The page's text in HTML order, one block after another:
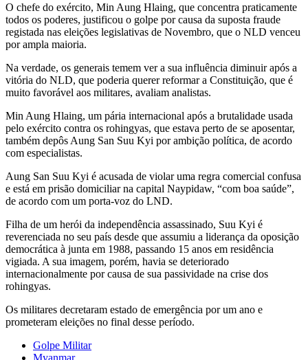
O chefe do exército, Min Aung Hlaing, que concentra praticamente
todos os poderes, justificou o golpe por causa da suposta fraude
registada nas eleições legislativas de Novembro, que o NLD venceu
por ampla maioria.
Na verdade, os generais temem ver a sua influência diminuir após a
vitória do NLD, que poderia querer reformar a Constituição, que é
muito favorável aos militares, avaliam analistas.
Min Aung Hlaing, um pária internacional após a brutalidade usada
pelo exército contra os rohingyas, que estava perto de se aposentar,
também depôs Aung San Suu Kyi por ambição política, de acordo
com especialistas.
Aung San Suu Kyi é acusada de violar uma regra comercial confusa
e está em prisão domiciliar na capital Naypidaw, “com boa saúde”,
de acordo com um porta-voz do LND.
Filha de um herói da independência assassinado, Suu Kyi é
reverenciada no seu país desde que assumiu a liderança da oposição
democrática à junta em 1988, passando 15 anos em residência
vigiada. A sua imagem, porém, havia se deteriorado
internacionalmente por causa de sua passividade na crise dos
rohingyas.
Os militares decretaram estado de emergência por um ano e
prometeram eleições no final desse período.
Golpe Militar
Myanmar